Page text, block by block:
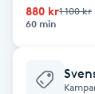
BIAB
Blowout
880 kr1 100 kr
60 min